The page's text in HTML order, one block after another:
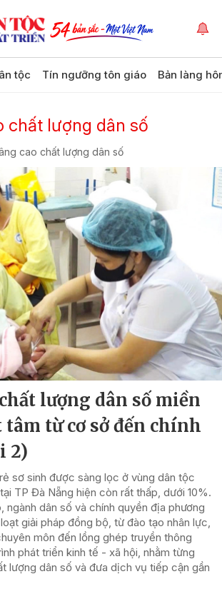
tộc Tín ngưỡng tôn giáo Bản làng
chất lượng dân số
cao chất lượng dân số
lượng dân số miền
tâm từ cơ sở đến chính
2)
sơ sinh được sàng lọc ở vùng dân tộc
TP Đà Nẵng hiện còn rất thấp, dưới 10%.
ngành dân số và chính quyền địa phương
giải pháp đồng bộ, từ đào tạo nhân lực,
môn đến lồng ghép truyền thông
phát triển kinh tế - xã hội, nhằm từng
lượng dân số và đưa dịch vụ tiếp cận gần